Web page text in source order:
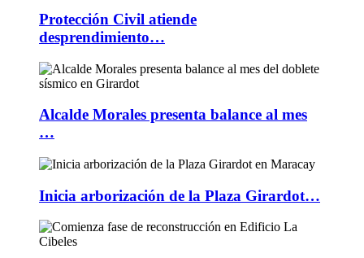
Protección Civil atiende
desprendimiento…
Alcalde Morales presenta balance al mes
…
Inicia arborización de la Plaza Girardot…